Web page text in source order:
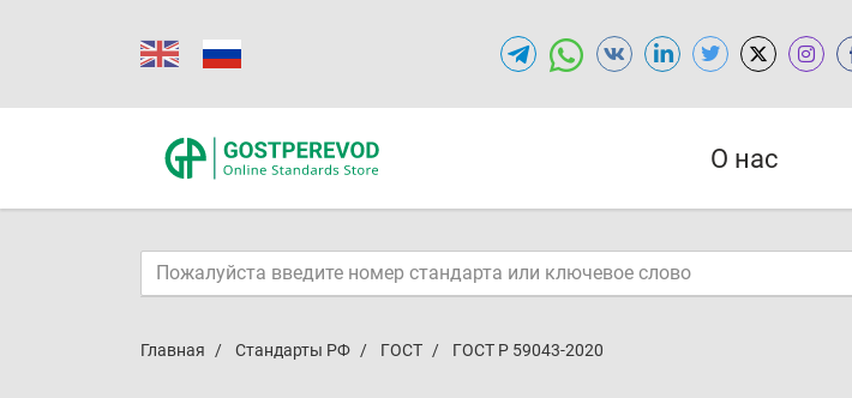
О нас
Главная Стандарты РФ ГОСТ ГОСТ Р 59043-2020